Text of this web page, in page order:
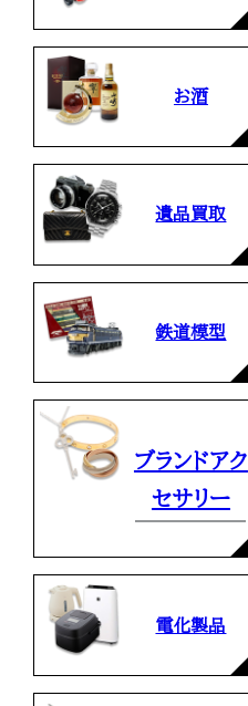
お酒
遺品買取
鉄道模型
ブランドアク
セサリー
電化製品